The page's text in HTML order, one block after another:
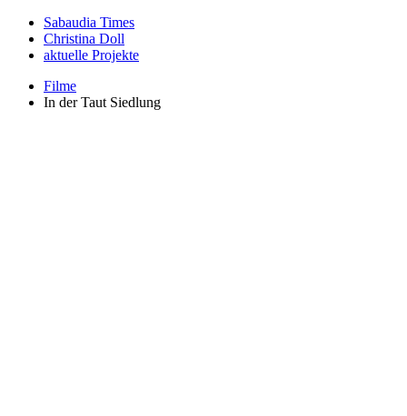
Sabaudia Times
Christina Doll
aktuelle Projekte
Filme
In der Taut Siedlung